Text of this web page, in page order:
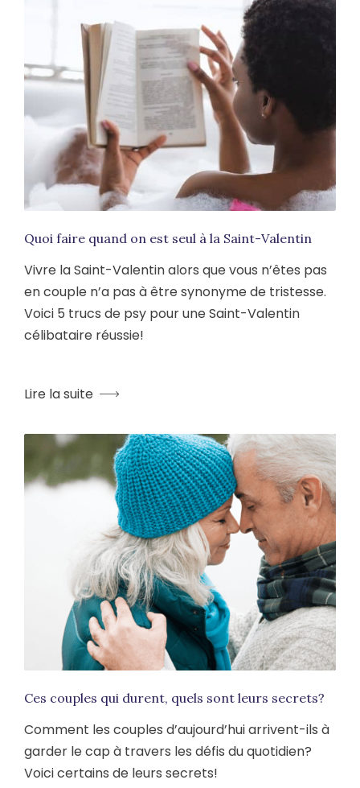
Quoi faire quand on est seul à la Saint-Valentin
Vivre la Saint-Valentin alors que vous n’êtes pas
en couple n’a pas à être synonyme de tristesse.
Voici 5 trucs de psy pour une Saint-Valentin
célibataire réussie!
Lire la suite
Ces couples qui durent, quels sont leurs secrets?
Comment les couples d’aujourd’hui arrivent-ils à
garder le cap à travers les défis du quotidien?
Voici certains de leurs secrets!